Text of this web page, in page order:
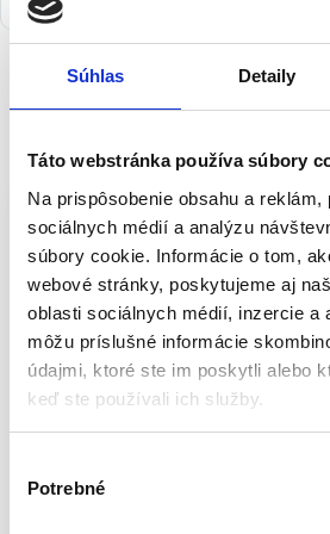
Súhlas Detaily
Táto webstránka používa súbory
Na prispôsobenie obsahu a
sociálnych médií a analýzu
súbory cookie. Informácie o tom,
webové stránky, poskytujeme aj
oblasti sociálnych médií, inzercie a
môžu príslušné informácie
údajmi, ktoré ste im poskytli alebo
keď ste používali ich služby.
Potrebné
Pánske pracovné
81-270-M
Šortky HD NEO sú užitočné pri práci vo
Vyrobené z kvalitného materiálu,
miestach vystavených oderu. Pevné
a uskladnia všetko potrebné náradie.
vrecká s pútkami na náradie vám
požiadavky EÚ. Značka NEO spĺňa
Vlastnosti produktu: